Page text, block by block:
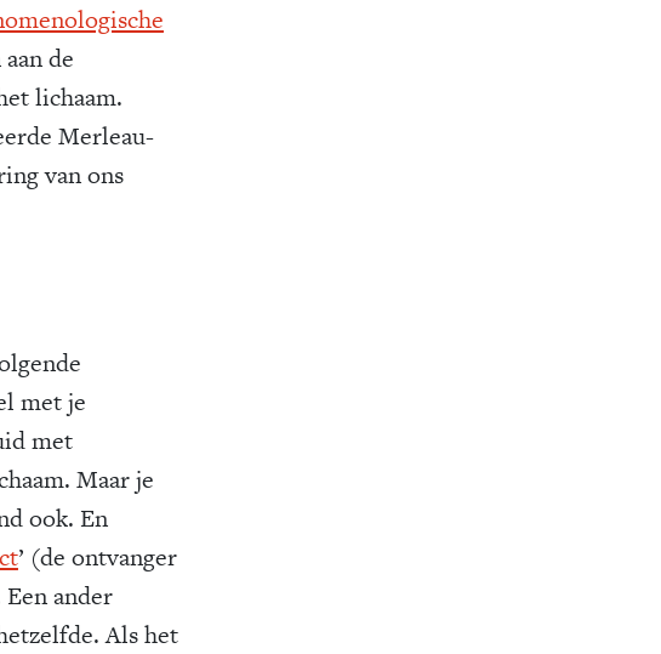
de
lichaam.
Merleau-
van ons
met je
met
Maar je
ook. En
’ (de ontvanger
ander
Als het